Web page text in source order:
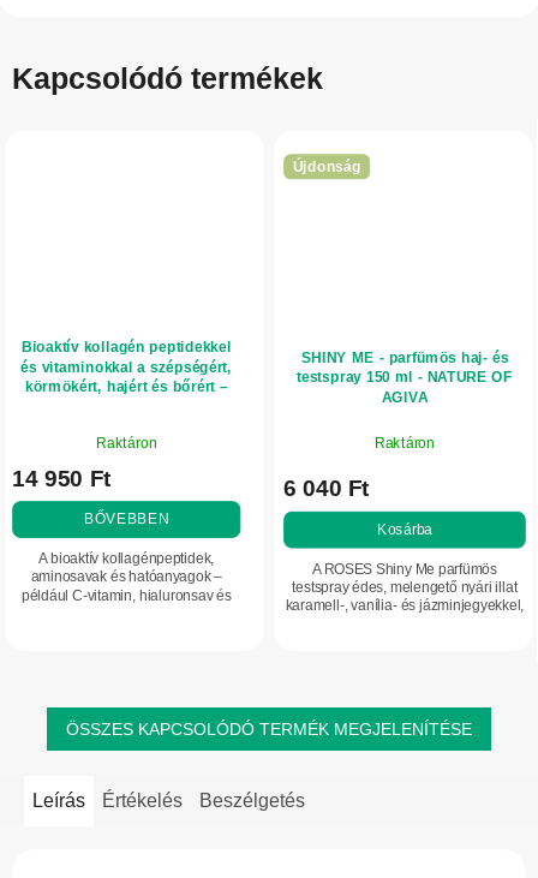
Kapcsolódó termékek
Bioaktív kollagén peptidekkel
és vitaminokkal a szépségért,
körmökért, hajért és bőrért –
átlagos
értékelése
5,0
csillag.
Raktáron
14 950 Ft
BŐVEBBEN
A bioaktív kollagénpeptidek,
aminosavak és hatóanyagok –
például C-vitamin, hialuronsav és
Újdonság
SHINY ME - parfümös haj- és
testspray 150 ml - NATURE OF
AGIVA
Raktáron
6 040 Ft
Kosárba
A ROSES Shiny Me parfümös
testspray édes, melengető nyári illat
karamell-, vanília- és jázminjegyekkel,
ÖSSZES KAPCSOLÓDÓ TERMÉK MEGJELENÍTÉSE
Leírás Értékelés Beszélgetés